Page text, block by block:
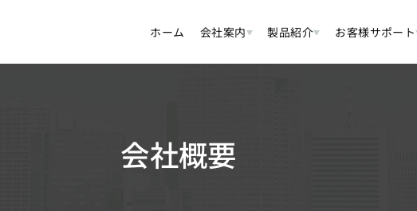
ホーム 会社案内 製品紹介 お客様サポート
会社概要